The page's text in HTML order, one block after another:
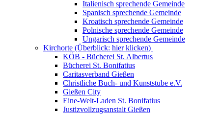
Italienisch sprechende Gemeinde
Spanisch sprechende Gemeinde
Kroatisch sprechende Gemeinde
Polnische sprechende Gemeinde
Ungarisch sprechende Gemeinde
Kirchorte (Überblick: hier klicken)
KÖB - Bücherei St. Albertus
Bücherei St. Bonifatius
Caritasverband Gießen
Christliche Buch- und Kunststube e.V.
Gießen City
Eine-Welt-Laden St. Bonifatius
Justizvollzugsanstalt Gießen